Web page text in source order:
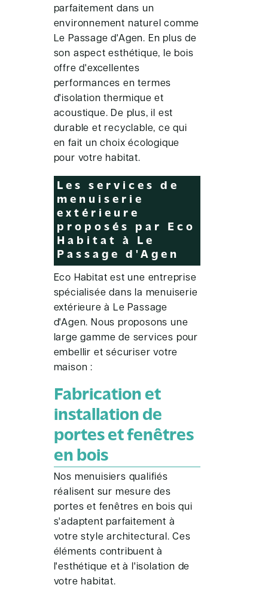
parfaitement dans un
environnement naturel comme
Le Passage d'Agen. En plus de
son aspect esthétique, le bois
offre d'excellentes
performances en termes
d'isolation thermique et
acoustique. De plus, il est
durable et recyclable, ce qui
en fait un choix écologique
pour votre habitat.
Les services de
menuiserie
extérieure
proposés par Eco
Habitat à Le
Passage d'Agen
Eco Habitat est une entreprise
spécialisée dans la menuiserie
extérieure à Le Passage
d'Agen. Nous proposons une
large gamme de services pour
embellir et sécuriser votre
maison :
Fabrication et
installation de
portes et fenêtres
en bois
Nos menuisiers qualifiés
réalisent sur mesure des
portes et fenêtres en bois qui
s'adaptent parfaitement à
votre style architectural. Ces
éléments contribuent à
l'esthétique et à l'isolation de
votre habitat.